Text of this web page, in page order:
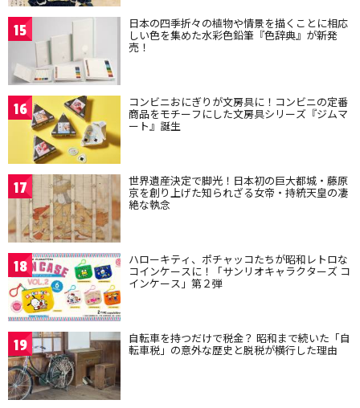
15 日本の四季折々の植物や情景を描くことに相応
しい色を集めた水彩色鉛筆『色辞典』が新発
売！
16 コンビニおにぎりが文房具に！コンビニの定番
商品をモチーフにした文房具シリーズ『ジムマ
ート』誕生
17 世界遺産決定で脚光！日本初の巨大都城・藤原
京を創り上げた知られざる女帝・持統天皇の凄
絶な執念
18 ハローキティ、ポチャッコたちが昭和レトロな
コインケースに！「サンリオキャラクターズ コ
インケース」第２弾
19 自転車を持つだけで税金？ 昭和まで続いた「自
転車税」の意外な歴史と脱税が横行した理由